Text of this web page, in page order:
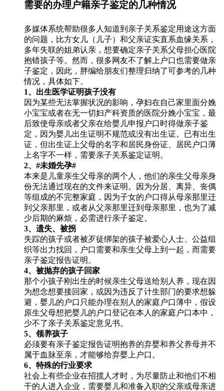
需要的办理户籍亲子鉴定的几种情况
多媒体系统帮助很多人知道到亲子关系鉴定用途这方面
的问题，比方女儿（儿子）和父亲证实直系血缘关系，
多年失联的姐弟认亲，想要确定亲子关系父母担心医院
抱错孩子等。然而，很多网友不了解上户口也需要做亲
子鉴定，因此，胖编给朋友们整理归纳了可参考的几种
情况，具体如下。
1、出生医学证明孩子没有
因为某些无法掌握状况的影响，孕妇在自己家里面分娩
小宝宝或者在无一切妇产科资质的医院分娩小宝宝，最
后致使母亲或者父亲在给婴儿申报户口时得做亲子鉴
定，因为婴儿出生证明不规范或没有出生证。已有出生
证，但出生证上父母的名字和居民身份证、居民户口薄
上名字不一样，需要亲子关系鉴定证明。
2、#未婚先孕#
本来是儿童亲生父母亲的两个人，他们的亲生父母亲身
份无法通过现在的文件来证明。因为分居、离异、丧偶
等组成的不完整家庭，因为子女的户口得从母亲那里迁
到父亲那里，或者从父亲那里迁到母亲那里，也为了减
少后期的麻烦，必需进行亲子鉴定。
3、遗失、被拐
失踪的孩子或者被歹徒绑架的孩子被爱心人士、公益组
织等出力找回，户口需要和亲生父母上到一起，而需要
亲子鉴定报告证明。
4、被抛弃的孩子回家
那个小孩子刚出生的时候亲生父母送给别人养，现在因
为想念想要接回家，或因为违反了计生部门的要求想躲
避，婴儿的户口只能办理在别人的家庭户口薄中，假设
原生父母想把婴儿的户口登记在本人的家庭户口本中，
少不了亲子关系鉴定意见书。
5、领养孩子
必须要有亲子鉴定报告证明抱养的弃婴和养父养母并不
属于血脉至亲，才能够给弃婴上户口。
6、特殊的行业要求
社会上有些企业在招揽人才时，为尽量防止和他们不相
干的人进入企业，需要婴儿和准备入职的父亲或母亲进